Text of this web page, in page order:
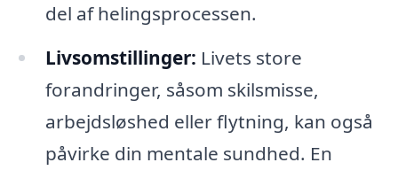
del af helingsprocessen.
Livsomstillinger: Livets store
forandringer, såsom skilsmisse,
arbejdsløshed eller flytning, kan også
påvirke din mentale sundhed. En